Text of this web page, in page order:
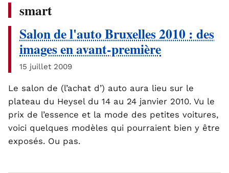
smart
Salon de l'auto Bruxelles 2010 : des
images en avant-première
15 juillet 2009
Le salon de (l’achat d’) auto aura lieu sur le
plateau du Heysel du 14 au 24 janvier 2010. Vu le
prix de l’essence et la mode des petites voitures,
voici quelques modèles qui pourraient bien y être
exposés. Ou pas.